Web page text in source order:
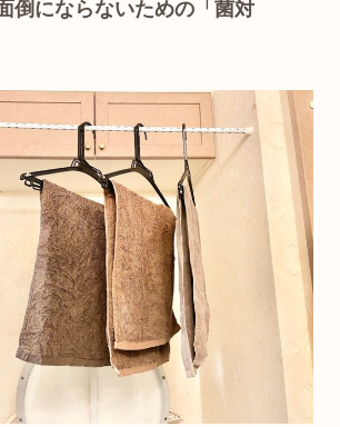
倒にならないための「菌対